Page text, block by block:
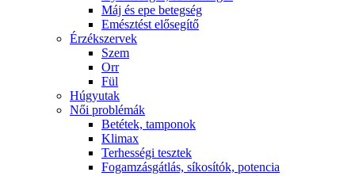
Máj és epe betegség
Emésztést elősegítő
Érzékszervek
Szem
Orr
Fül
Húgyutak
Női problémák
Betétek, tamponok
Klimax
Terhességi tesztek
Fogamzásgátlás, síkosítók, potencia